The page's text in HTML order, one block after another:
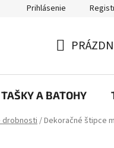
eRKa papiernictvo – kvalita,
Prihlásenie
KOŠÍK
TAŠKY A BATOHY
drobnosti/Dekoračné štipce